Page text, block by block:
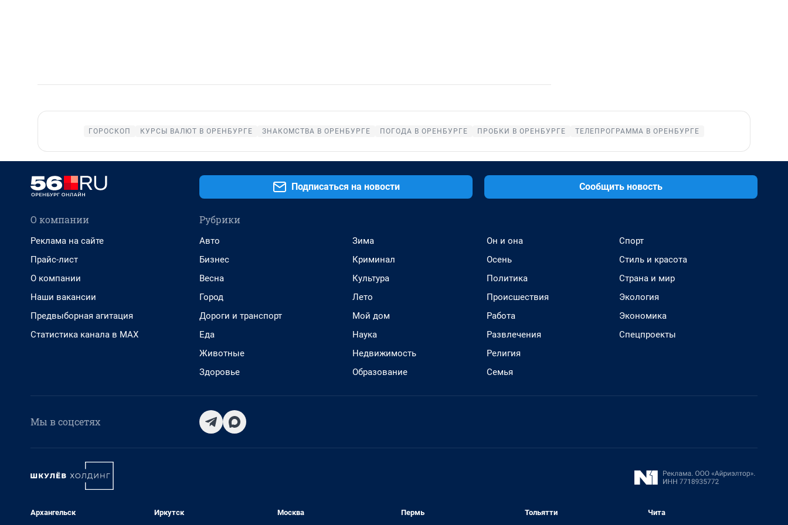
ГОРОСКОП КУРСЫ ВАЛЮТ В ОРЕНБУРГЕ ЗНАКОМСТВА В ОРЕНБУРГЕ ПОГОДА В ОРЕНБУРГЕ ПРОБКИ В ОРЕНБУРГЕ ТЕЛЕПРОГРАММА В ОРЕНБУРГЕ
Подписаться на новости Сообщить новость
О компании
Реклама на сайте
Прайс-лист
О компании
Наши вакансии
Предвыборная агитация
Статистика канала в MAX
Рубрики
Авто
Бизнес
Весна
Город
Дороги и транспорт
Еда
Животные
Здоровье
Зима
Криминал
Культура
Лето
Мой дом
Наука
Недвижимость
Образование
Он и она
Осень
Политика
Происшествия
Работа
Развлечения
Религия
Семья
Спорт
Стиль и красота
Страна и мир
Экология
Экономика
Спецпроекты
Мы в соцсетях
Архангельск
Иркутск
Москва
Пермь
Тольятти
Чита